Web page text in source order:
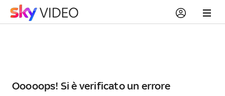
Ooooops! Si è verificato un errore